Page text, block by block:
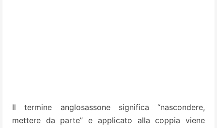
Il termine anglosassone significa “nascondere,
mettere da parte” e applicato alla coppia viene